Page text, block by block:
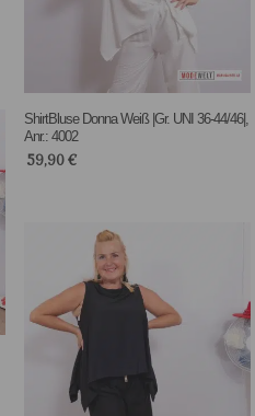
ShirtBluse Donna Weiß |Gr. UNI 36-44/46|,
Anr.: 4002
59,90€